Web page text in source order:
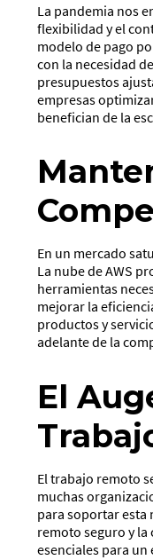
La pandemia nos
flexibilidad y el
modelo de pago
con la necesidad
presupuestos
empresas
benefician de la
En un mercado
La nube de AWS
herramientas
mejorar la
productos y
adelante de la
El
El trabajo remoto
muchas
para soportar esta
remoto seguro y
esenciales para